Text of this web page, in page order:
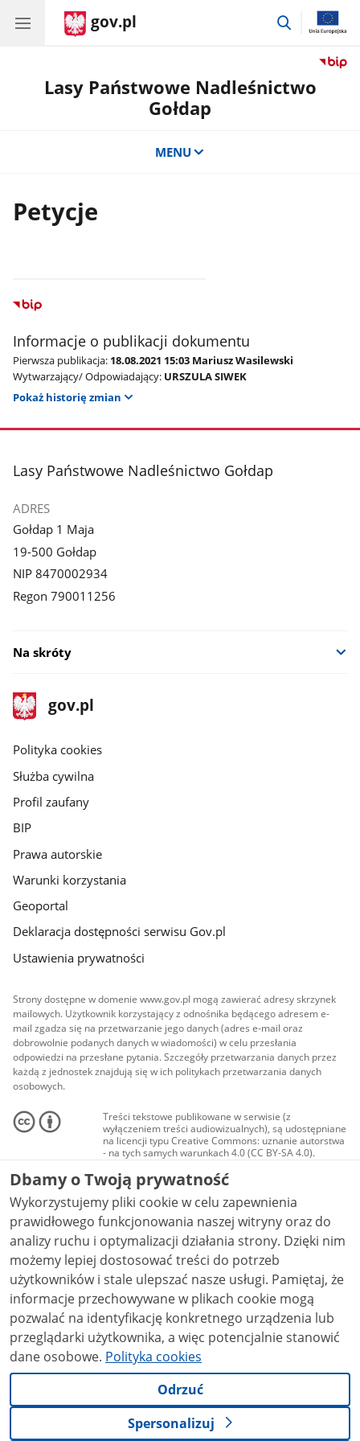
gov.pl
przejdź
Lasy Państwowe Nadleśnictwo
Gołdap
MENU
Petycje
Informacje o publikacji dokumentu
Pierwsza publikacja: 18.08.2021 15:03 Mariusz Wasilewski
Wytwarzający/ Odpowiadający: URSZULA SIWEK
Pokaż historię zmian
stopka
Lasy Państwowe Nadleśnictwo Gołdap
ADRES
Gołdap 1 Maja
19-500 Gołdap
NIP 8470002934
Regon 790011256
Na skróty
stopka
gov.pl
Strona
gov.pl
gov.pl
Polityka cookies
Służba cywilna
Profil zaufany
BIP
Prawa autorskie
Warunki korzystania
Geoportal
Deklaracja dostępności serwisu Gov.pl
Ustawienia prywatności
Strony dostępne w domenie www.gov.pl mogą zawierać adresy skrzynek
mailowych. Użytkownik korzystający z odnośnika będącego adresem e-
mail zgadza się na przetwarzanie jego danych (adres e-mail oraz
dobrowolnie podanych danych w wiadomości) w celu przesłania
odpowiedzi na przesłane pytania. Szczegóły przetwarzania danych przez
każdą z jednostek znajdują się w ich politykach przetwarzania danych
osobowych.
Treści tekstowe publikowane w serwisie (z
wyłączeniem treści audiowizualnych), są udostępniane
na licencji typu Creative Commons: uznanie autorstwa
- na tych samych warunkach 4.0 (CC BY-SA 4.0).
Materiały audiowizualne, w tym zdjęcia, materiały
audio i wideo, są udostępniane na licencji typu
Creative Commons: uznanie autorstwa użycie
niekomercyjne - bez utworów zależnych 4.0 (CC BY-
NC-ND 4.0), o ile nie jest to stwierdzone inaczej.
Dbamy o Twoją prywatność
Wykorzystujemy pliki cookie w celu zapewnienia
prawidłowego funkcjonowania naszej witryny oraz do
analizy ruchu i optymalizacji działania strony. Dzięki nim
możemy lepiej dostosować treści do potrzeb
użytkowników i stale ulepszać nasze usługi. Pamiętaj, że
informacje przechowywane w plikach cookie mogą
pozwalać na identyfikację konkretnego urządzenia lub
przeglądarki użytkownika, a więc potencjalnie stanowić
dane osobowe. Polityka cookies
Odrzuć
Spersonalizuj